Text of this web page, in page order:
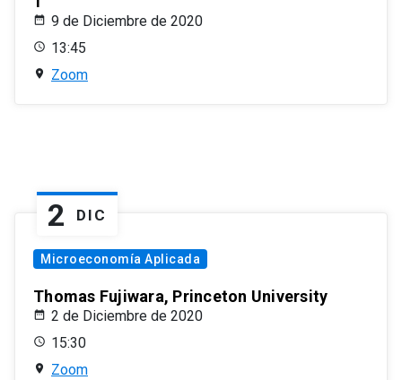
9 de Diciembre de 2020
13:45
Zoom
2 DIC
Microeconomía Aplicada
Thomas Fujiwara, Princeton University
2 de Diciembre de 2020
15:30
Zoom